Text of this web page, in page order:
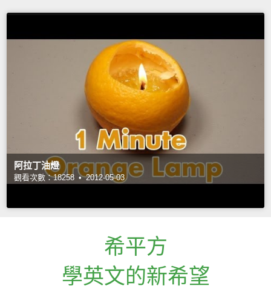
阿拉丁油燈
觀看次數：18258 • 2012-05-03
希平方
學英文的新希望